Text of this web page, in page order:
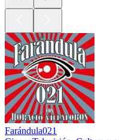
Farándula021